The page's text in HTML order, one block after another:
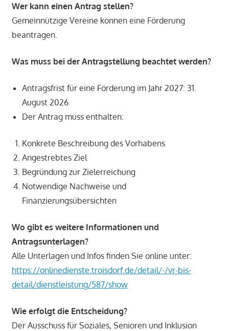
Wer kann einen Antrag stellen?
Gemeinnützige Vereine können eine Förderung
beantragen.
Was muss bei der Antragstellung beachtet werden?
Antragsfrist für eine Förderung im Jahr 2027: 31.
August 2026
Der Antrag muss enthalten:
Konkrete Beschreibung des Vorhabens
Angestrebtes Ziel
Begründung zur Zielerreichung
Notwendige Nachweise und
Finanzierungsübersichten
Wo gibt es weitere Informationen und
Antragsunterlagen?
Alle Unterlagen und Infos finden Sie online unter:
https://onlinedienste.troisdorf.de/detail/-/vr-bis-
detail/dienstleistung/587/show
Wie erfolgt die Entscheidung?
Der Ausschuss für Soziales, Senioren und Inklusion